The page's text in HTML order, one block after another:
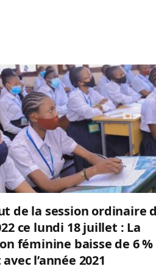
de la session ordinaire
ce lundi 18 juillet : La
féminine baisse de 6 %
l’année 2021